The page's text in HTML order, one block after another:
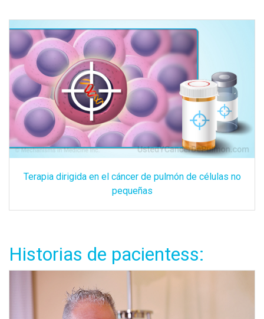
Terapia dirigida en el cáncer de pulmón de células no
pequeñas
Historias de pacientess: